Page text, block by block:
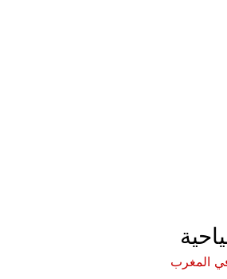
المغرب